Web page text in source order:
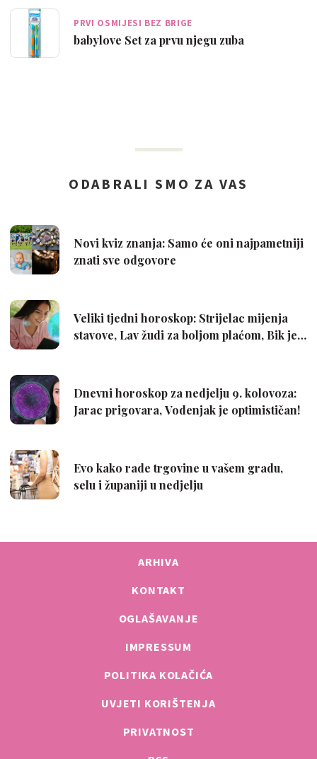
PRVI OSMIJESI BEZ BRIGE
babylove Set za prvu njegu zuba
ARHIVA
KONTAKT
OGLAŠAVANJE
IMPRESSUM
POLITIKA KOLAČIĆA
UVJETI KORIŠTENJA
PRIVATNOST